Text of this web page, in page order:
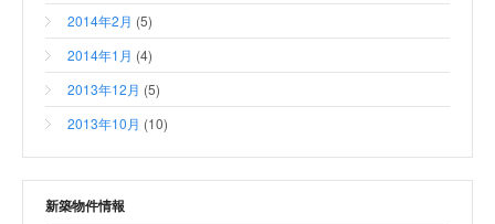
2014年2月 (5)
2014年1月 (4)
2013年12月 (5)
2013年10月 (10)
新築物件情報